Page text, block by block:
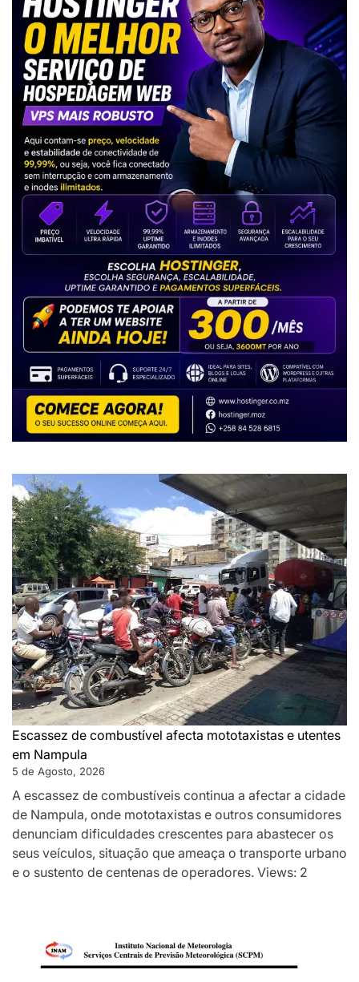
Escassez de combustível afecta mototaxistas e utentes
em Nampula
5 de Agosto, 2026
A escassez de combustíveis continua a afectar a cidade
de Nampula, onde mototaxistas e outros consumidores
denunciam dificuldades crescentes para abastecer os
seus veículos, situação que ameaça o transporte urbano
e o sustento de centenas de operadores. Views: 2